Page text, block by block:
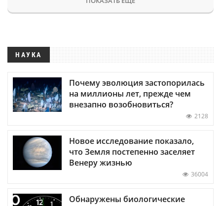
НАУКА
Почему эволюция застопорилась
на миллионы лет, прежде чем
внезапно возобновиться?
2128
Новое исследование показало,
что Земля постепенно заселяет
Венеру жизнью
36004
Обнаружены биологические